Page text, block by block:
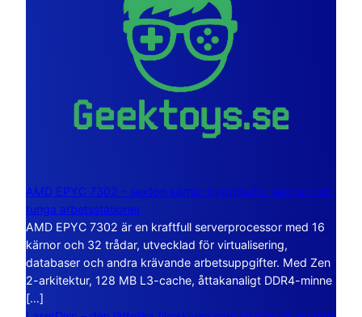
AMD EPYC 7302 – sexton kärnor byggda för servrar och
tunga arbetsstationer
AMD EPYC 7302 är en kraftfull serverprocessor med 16
kärnor och 32 trådar, utvecklad för virtualisering,
databaser och andra krävande arbetsuppgifter. Med Zen
2-arkitektur, 128 MB L3-cache, åttakanaligt DDR4-minne
[…]